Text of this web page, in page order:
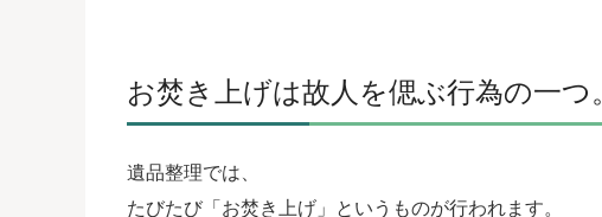
お焚き上げは故人を偲ぶ行為の一つ。
遺品整理では、
たびたび「お焚き上げ」というものが行われます。